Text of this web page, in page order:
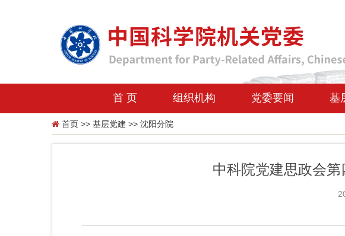
首 页 组织机构 党委要闻 基
首页 >> 基层党建 >> 沈阳分院
中科院党建思政会